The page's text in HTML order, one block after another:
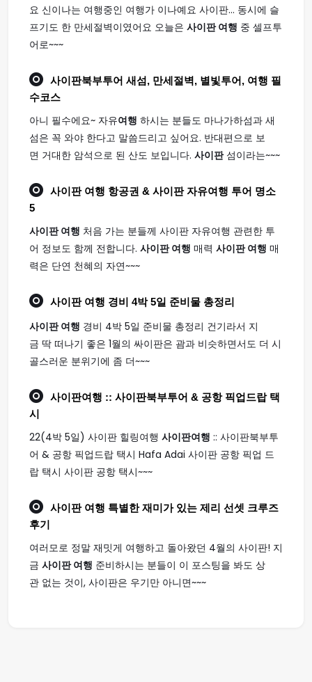
요 신이나는 여행중인 여행가 이나예요 사이판... 동시에 슬
프기도 한 만세절벽이였어요 오늘은 사이판 여행 중 셀프투
어로~~~
사이판북부투어 새섬, 만세절벽, 별빛투어, 여행 필
수코스
아니 필수에요~ 자유여행 하시는 분들도 마나가하섬과 새
섬은 꼭 와야 한다고 말씀드리고 싶어요. 반대편으로 보
면 거대한 암석으로 된 산도 보입니다. 사이판섬이라는~~~
사이판 여행 항공권 & 사이판 자유여행 투어 명소
5
사이판 여행 처음 가는 분들께 사이판 자유여행 관련한 투
어 정보도 함께 전합니다. 사이판 여행 매력 사이판 여행 매
력은 단연 천혜의 자연~~~
사이판 여행 경비 4박 5일 준비물 총정리
사이판 여행 경비 4박 5일 준비물 총정리 건기라서 지
금 딱 떠나기 좋은 1월의 싸이판은 괌과 비슷하면서도 더 시
골스러운 분위기에 좀 더~~~
사이판여행 :: 사이판북부투어 & 공항 픽업드랍 택
시
22(4박 5일) 사이판 힐링여행 사이판여행 :: 사이판북부투
어 & 공항 픽업드랍 택시 Hafa Adai 사이판 공항 픽업 드
랍 택시 사이판 공항 택시~~~
사이판 여행 특별한 재미가 있는 제리 선셋 크루즈
후기
여러모로 정말 재밋게 여행하고 돌아왔던 4월의 사이판! 지
금 사이판 여행 준비하시는 분들이 이 포스팅을 봐도 상
관 없는 것이, 사이판은 우기만 아니면~~~